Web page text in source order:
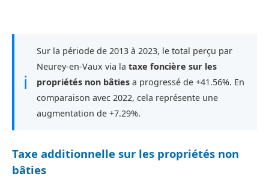
ℹ
Sur la période de 2013 à 2023, le total perçu par
Neurey-en-Vaux via la taxe foncière sur les
propriétés non bâties a progressé de +41.56%. En
comparaison avec 2022, cela représente une
augmentation de +7.29%.
Taxe additionnelle sur les propriétés non
bâties